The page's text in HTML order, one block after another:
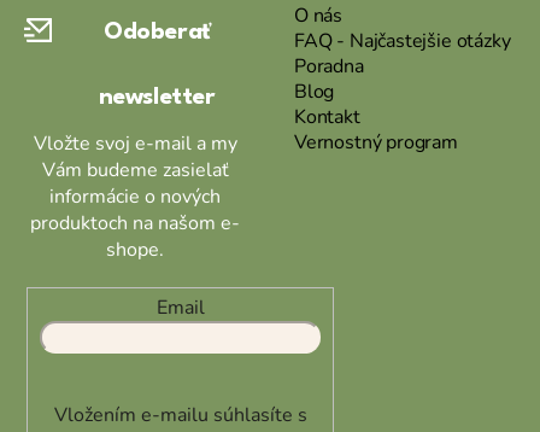
Odoberať
newsletter
Vložte svoj e-mail a my
Vám budeme zasielať
informácie o nových
produktoch na našom e-
shope.
Email
Vložením e-mailu súhlasíte s
O nás
FAQ - Najčastejšie otázky
Poradna
Blog
Kontakt
Vernostný program